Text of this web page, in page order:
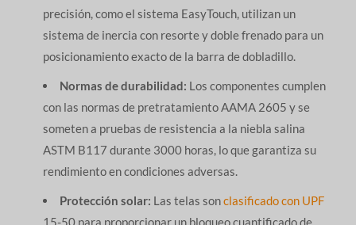
precisión, como el sistema EasyTouch, utilizan un
sistema de inercia con resorte y doble frenado para un
posicionamiento exacto de la barra de dobladillo.
Normas de durabilidad: Los componentes cumplen
con las normas de pretratamiento AAMA 2605 y se
someten a pruebas de resistencia a la niebla salina
ASTM B117 durante 3000 horas, lo que garantiza su
rendimiento en condiciones adversas.
Protección solar: Las telas sonclasificado con UPF
15-50 para proporcionar un bloqueo cuantificado de